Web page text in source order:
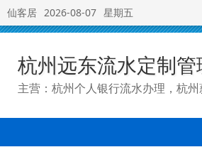
仙客居 2026-08-07 星期五
杭州远东流水定制管
主营：杭州个人银行流水办理，杭